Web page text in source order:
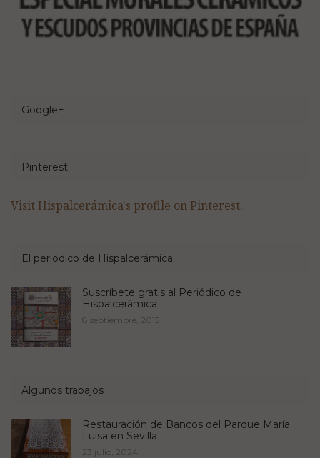
Google+
Pinterest
Visit Hispalcerámica's profile on Pinterest.
El periódico de Hispalcerámica
Suscríbete gratis al Periódico de
Hispalcerámica
8 septiembre, 2015
Algunos trabajos
Restauración de Bancos del Parque María
Luisa en Sevilla
23 julio, 2024